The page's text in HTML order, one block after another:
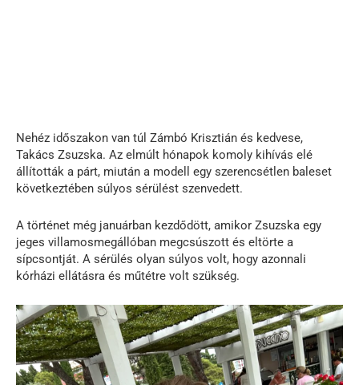
Nehéz időszakon van túl Zámbó Krisztián és kedvese,
Takács Zsuzska. Az elmúlt hónapok komoly kihívás elé
állították a párt, miután a modell egy szerencsétlen baleset
következtében súlyos sérülést szenvedett.
A történet még januárban kezdődött, amikor Zsuzska egy
jeges villamosmegállóban megcsúszott és eltörte a
sípcsontját. A sérülés olyan súlyos volt, hogy azonnali
kórházi ellátásra és műtétre volt szükség.